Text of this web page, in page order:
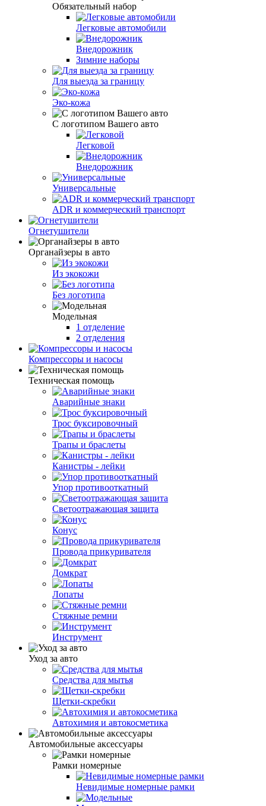
Обязательный набор
Легковые автомобили
Внедорожник
Зимние наборы
Для выезда за границу
Эко-кожа
С логотипом Вашего авто
Легковой
Внедорожник
Универсальные
ADR и коммерческий транспорт
Огнетушители
Органайзеры в авто
Из экокожи
Без логотипа
Модельная
1 отделение
2 отделения
Компрессоры и насосы
Техническая помощь
Аварийные знаки
Трос буксировочный
Трапы и браслеты
Канистры - лейки
Упор противооткатный
Светоотражающая защита
Конус
Провода прикуривателя
Домкрат
Лопаты
Стяжные ремни
Инструмент
Уход за авто
Средства для мытья
Щетки-скребки
Автохимия и автокосметика
Автомобильные аксессуары
Рамки номерные
Невидимые номерные рамки